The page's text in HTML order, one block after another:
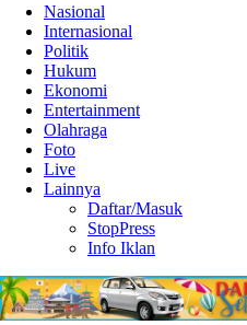
Nasional
Internasional
Politik
Hukum
Ekonomi
Entertainment
Olahraga
Foto
Live
Lainnya
Daftar/Masuk
StopPress
Info Iklan